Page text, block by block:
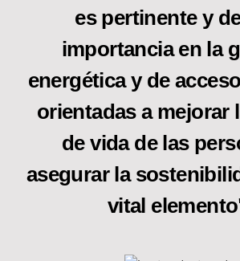
es pertinente y
importancia en la
energética y de
orientadas a mejorar
de vida de las
asegurar la
vital